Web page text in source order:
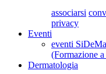
associarsi
privacy
Eventi
eventi
(Formazione
Dermatologia